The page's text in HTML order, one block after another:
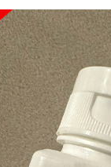
SOLD OUT